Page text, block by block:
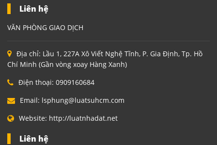
Liên hệ
VĂN PHÒNG GIAO DỊCH
Địa chỉ: Lầu 1, 227A Xô Viết Nghệ Tĩnh, P. Gia Định, Tp. Hồ
Chí Minh (Gần vòng xoay Hàng Xanh)
Điện thoại: 0909160684
Email: lsphung@luatsuhcm.com
Website: http://luatnhadat.net
Liên hệ